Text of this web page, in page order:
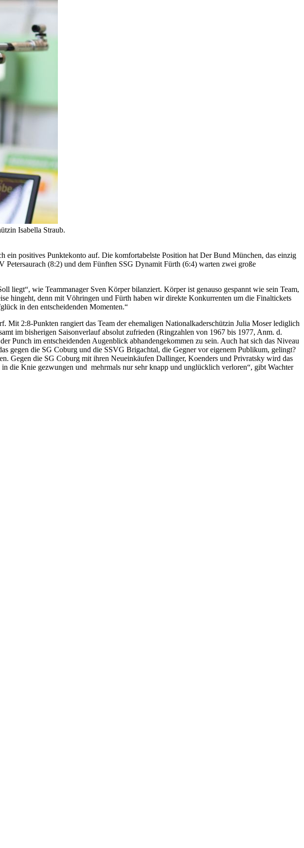
Isabella Straub.
ein positives Punktekonto auf. Die komfortabelste Position hat Der Bund München, das einzig
(8:2) und dem Fünften SSG Dynamit Fürth (6:4) warten zwei große
liegt“, wie Teammanager Sven Körper bilanziert. Körper ist genauso gespannt wie sein Team,
hingeht, denn mit Vöhringen und Fürth haben wir direkte Konkurrenten um die Finaltickets
in den entscheidenden Momenten.“
Mit 2:8-Punkten rangiert das Team der ehemaligen Nationalkaderschützin Julia Moser lediglich
im bisherigen Saisonverlauf absolut zufrieden (Ringzahlen von 1967 bis 1977, Anm. d.
Punch im entscheidenden Augenblick abhandengekommen zu sein. Auch hat sich das Niveau
gegen die SG Coburg und die SSVG Brigachtal, die Gegner vor eigenem Publikum, gelingt?
Gegen die SG Coburg mit ihren Neueinkäufen Dallinger, Koenders und Privratsky wird das
die Knie gezwungen und mehrmals nur sehr knapp und unglücklich verloren“, gibt Wachter